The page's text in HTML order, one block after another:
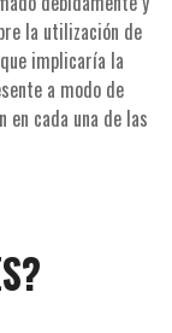
la utilización de
implicaría la
a modo de
en cada una de las